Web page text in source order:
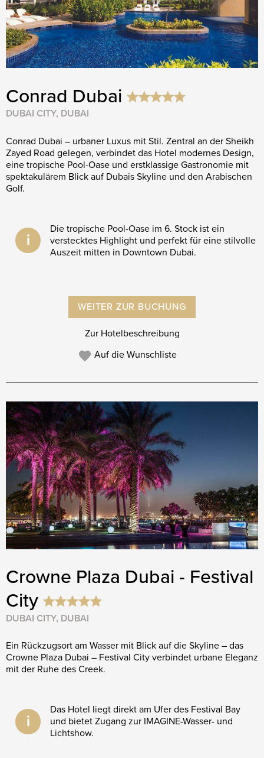
Conrad Dubai
DUBAI CITY, DUBAI
Conrad Dubai – urbaner Luxus mit Stil. Zentral an der Sheikh
Zayed Road gelegen, verbindet das Hotel modernes Design,
eine tropische Pool-Oase und erstklassige Gastronomie mit
spektakulärem Blick auf Dubais Skyline und den Arabischen
Golf.
i
Die tropische Pool-Oase im 6. Stock ist ein
verstecktes Highlight und perfekt für eine stilvolle
Auszeit mitten in Downtown Dubai.
WEITER ZUR BUCHUNG
Zur Hotelbeschreibung
Auf die Wunschliste
Crowne Plaza Dubai - Festival
City
DUBAI CITY, DUBAI
Ein Rückzugsort am Wasser mit Blick auf die Skyline – das
Crowne Plaza Dubai – Festival City verbindet urbane Eleganz
mit der Ruhe des Creek.
i
Das Hotel liegt direkt am Ufer des Festival Bay
und bietet Zugang zur IMAGINE-Wasser- und
Lichtshow.